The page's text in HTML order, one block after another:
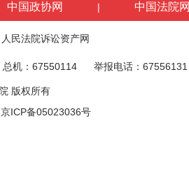
中国政协网 | 中国法院网
人民法院诉讼资产网
总机：67550114 举报电话：67556131
版权所有
京ICP备05023036号